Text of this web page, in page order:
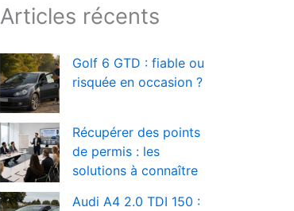
Articles récents
Golf 6 GTD : fiable ou
risquée en occasion ?
Récupérer des points
de permis : les
solutions à connaître
Audi A4 2.0 TDI 150 :